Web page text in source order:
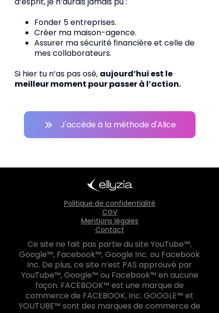
Fonder 5 entreprises.
Créer ma maison-agence.
Assurer ma sécurité financière et celle de
mes collaborateurs.
Si hier tu n’as pas osé, aujourd’hui est le
meilleur moment pour passer à l’action.
J'accède à la méthode d'Alice
Politique de confidentialité
CGV
Mentions légales
Contact
Ce site ne fait pas partie du site YouTube™,
Google™, Facebook™, Google Inc. ou Facebook
Inc. De plus, ce site n’est PAS approuvé par
YouTube™, Google™ ou Facebook™ en aucune
façon. FACEBOOK™ est une marque de
commerce de FACEBOOK, Inc. GOOGLE™ et
YOUTUBE™ sont des marques de commerce de